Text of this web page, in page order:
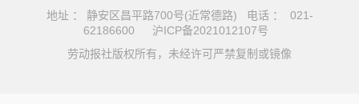
地址 ： 静安区昌平路700号(近常德路) 电话 ： 021-
62186600
沪ICP备2021012107号
劳动报社版权所有，未经许可严禁复制或镜像